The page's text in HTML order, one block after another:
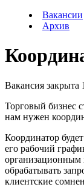
Вакансии
Архив
Вакансия закрыта
Торговый бизнес
нам нужен
Координатор
его рабочий
организационным
обрабатывать
клиентские